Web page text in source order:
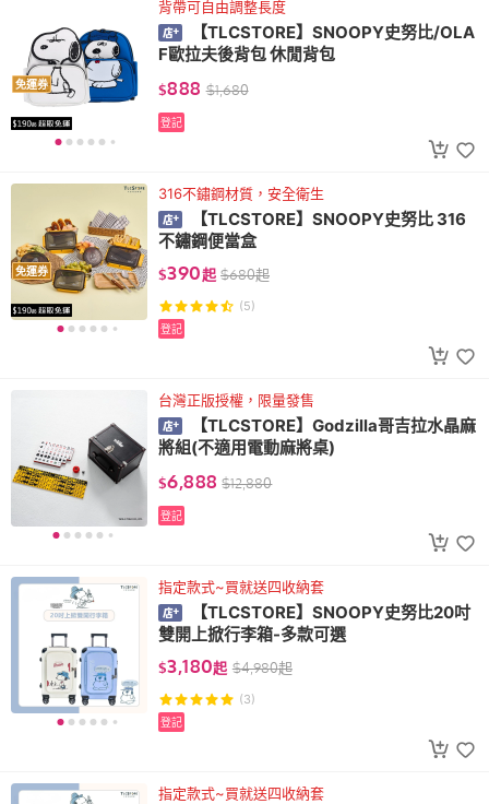
免運券
背帶可自由調整長度
【TLCSTORE】SNOOPY史努比/OLA
F歐拉夫後背包 休閒背包
$888 $1,680
登記
免運券
316不鏽鋼材質，安全衛生
【TLCSTORE】SNOOPY史努比 316
不鏽鋼便當盒
$390起 $680起
(5)
登記
台灣正版授權，限量發售
【TLCSTORE】Godzilla哥吉拉水晶麻
將組(不適用電動麻將桌)
$6,888 $12,880
登記
指定款式~買就送四收納套
【TLCSTORE】SNOOPY史努比20吋
雙開上掀行李箱-多款可選
$3,180起 $4,980起
(3)
登記
指定款式~買就送四收納套